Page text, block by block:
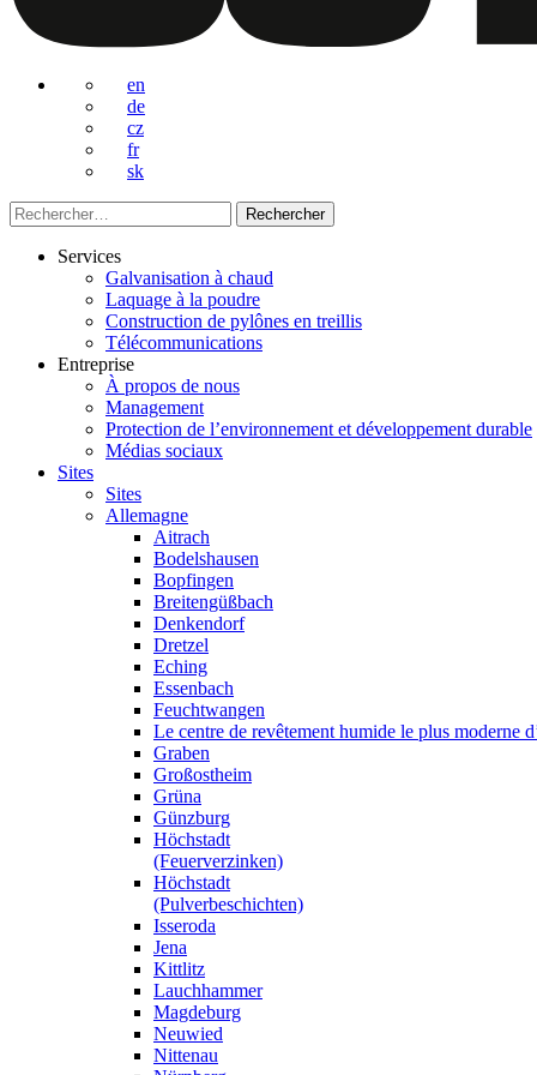
en
de
cz
fr
sk
Rechercher :
Services
Galvanisation à chaud
Laquage à la poudre
Construction de pylônes en treillis
Télécommunications
Entreprise
À propos de nous
Management
Protection de l’environnement et développement durable
Médias sociaux
Sites
Sites
Allemagne
Aitrach
Bodelshausen
Bopfingen
Breitengüßbach
Denkendorf
Dretzel
Eching
Essenbach
Feuchtwangen
Le centre de revêtement humide le plus moderne
Graben
Großostheim
Grüna
Günzburg
Höchstadt
(Feuerverzinken)
Höchstadt
(Pulverbeschichten)
Isseroda
Jena
Kittlitz
Lauchhammer
Magdeburg
Neuwied
Nittenau